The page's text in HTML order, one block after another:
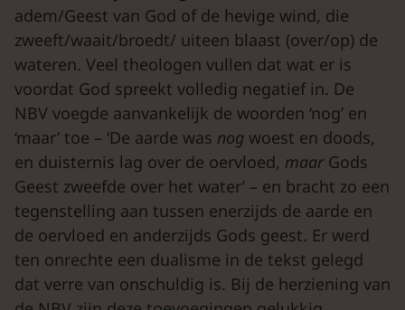
adem/Geest van God of de hevige wind, die
zweeft/waait/broedt/ uiteen blaast (over/op) de
wateren. Veel theologen vullen dat wat er is
voordat God spreekt volledig negatief in. De
NBV voegde aanvankelijk de woorden ‘nog’ en
‘maar’ toe – ‘De aarde was nog woest en doods,
en duisternis lag over de oervloed, maar Gods
Geest zweefde over het water’ – en bracht zo een
tegenstelling aan tussen enerzijds de aarde en
de oervloed en anderzijds Gods geest. Er werd
ten onrechte een dualisme in de tekst gelegd
dat verre van onschuldig is. Bij de herziening van